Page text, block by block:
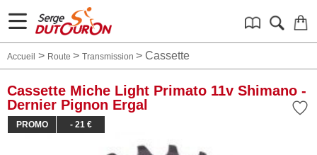
Accueil > Route > Transmission > Cassette
Cassette Miche Light Primato 11v Shimano -
Dernier Pignon Ergal
PROMO - 21 €